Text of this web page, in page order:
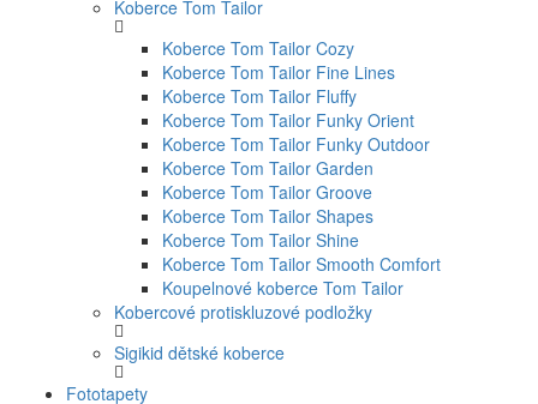
Koberce Tom Tailor
Koberce Tom Tailor Cozy
Koberce Tom Tailor Fine Lines
Koberce Tom Tailor Fluffy
Koberce Tom Tailor Funky Orient
Koberce Tom Tailor Funky Outdoor
Koberce Tom Tailor Garden
Koberce Tom Tailor Groove
Koberce Tom Tailor Shapes
Koberce Tom Tailor Shine
Koberce Tom Tailor Smooth Comfort
Koupelnové koberce Tom Tailor
Kobercové protiskluzové podložky
Sigikid dětské koberce
Fototapety